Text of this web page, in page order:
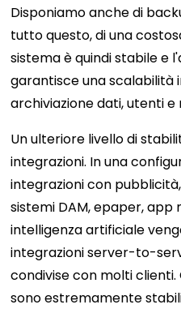
Disponiamo anche di
tutto questo, di una
sistema è quindi stabile e
garantisce una scalabilità
archiviazione dati, utenti e
Un ulteriore livello di
integrazioni. In una
integrazioni con
sistemi DAM, epaper, app
intelligenza artificiale
integrazioni server-to-
condivise con molti
sono estremamente